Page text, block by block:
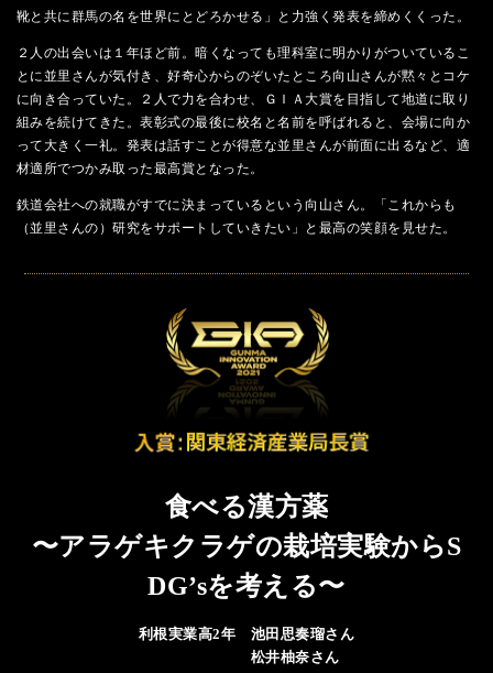
靴と共に群馬の名を世界にとどろかせる」と力強く発表を締めくくった。
２人の出会いは１年ほど前。暗くなっても理科室に明かりがついているこ
とに並里さんが気付き、好奇心からのぞいたところ向山さんが黙々とコケ
に向き合っていた。２人で力を合わせ、ＧＩＡ大賞を目指して地道に取り
組みを続けてきた。表彰式の最後に校名と名前を呼ばれると、会場に向か
って大きく一礼。発表は話すことが得意な並里さんが前面に出るなど、適
材適所でつかみ取った最高賞となった。
鉄道会社への就職がすでに決まっているという向山さん。「これからも
（並里さんの）研究をサポートしていきたい」と最高の笑顔を見せた。
食べる漢方薬
〜アラゲキクラゲの栽培実験からS
DG’sを考える〜
利根実業高2年 池田思奏瑠さん
松井柚奈さん